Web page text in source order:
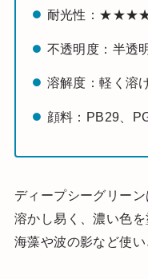
耐光性：★★★★
不透明度：半透
溶解度：軽く溶
顔料：PB29、
ディープシーグリーン
溶かし易く、濃い色を
海藻や波の影など使い